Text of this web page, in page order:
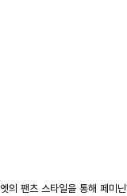
의 팬츠 스타일을 통해 페미